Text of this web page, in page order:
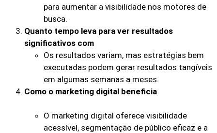
para aumentar a visibilidade nos motores de
busca.
Quanto tempo leva para ver resultados
significativos com
Os resultados variam, mas estratégias bem
executadas podem gerar resultados tangíveis
em algumas semanas a meses.
Como o marketing digital beneficia
O marketing digital oferece visibilidade
acessível, segmentação de público eficaz e a